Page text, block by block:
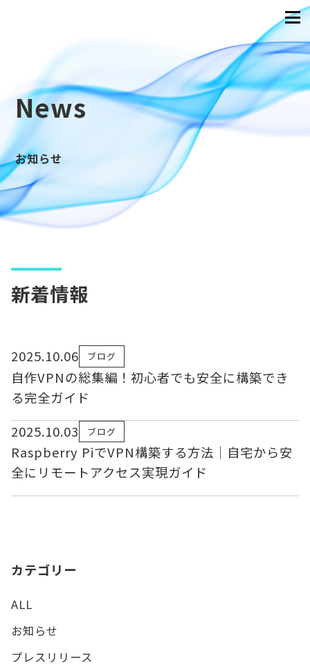
News
お知らせ
新着情報
2025.10.06 ブログ
自作VPNの総集編！初心者でも安全に構築でき
る完全ガイド
2025.10.03
ブログ
Raspberry PiでVPN構築する方法｜自宅から安
全にリモートアクセス実現ガイド
カテゴリー
ALL
お知らせ
プレスリリース